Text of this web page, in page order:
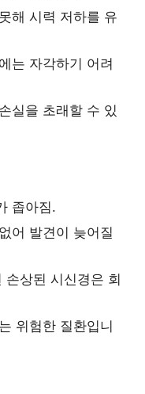
해 시력 저하를 유
는 자각하기 어려
실을 초래할 수 있
좁아짐.
어 발견이 늦어질
상된 시신경은 회
위험한 질환입니